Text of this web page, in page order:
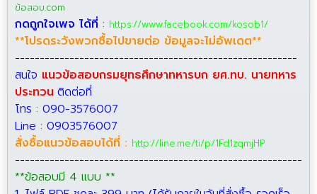
ข้อสอบ.com
กดถูกใจเพจ ได้ที่ : https://www.facebook.com/kosob1/
**โปรดระวังพวกซื้อไปขายต่อ ข้อมูลจะไม่อัพเดต**
---------------------------------------------------------
สนใจ แนวข้อสอบกรมยุทธศึกษาทหารบก ยศ.ทบ. นายทหาร
ประทวน ติดต่อที่
โทร : 090-3576007
Line : 0903576007
สั่งซื้อแนวข้อสอบได้ที่ : http://line.me/ti/p/1Fd1zqmjHP
----------------------------------------------------------
**ข้อสอบมี 4 แบบ **